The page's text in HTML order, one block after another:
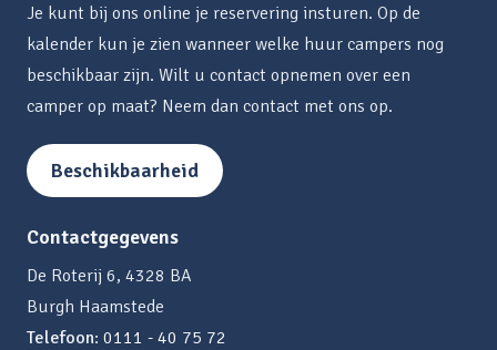
Je kunt bij ons online je reservering insturen. Op de
kalender kun je zien wanneer welke huur campers nog
beschikbaar zijn. Wilt u contact opnemen over een
camper op maat? Neem dan contact met ons op.
Beschikbaarheid
Contactgegevens
De Roterij 6, 4328 BA
Burgh Haamstede
Telefoon: 0111 - 40 75 72